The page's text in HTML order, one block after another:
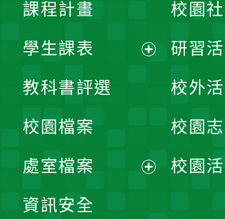
課程計畫
學生課表
單
教科書評選
校園檔案
處室檔案
資訊安全
校園
研習
校外
校園
校園